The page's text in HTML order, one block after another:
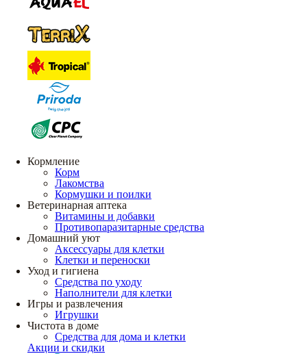
Кормление
Корм
Лакомства
Кормушки и поилки
Ветеринарная аптека
Витамины и добавки
Противопаразитарные средства
Домашний уют
Аксессуары для клетки
Клетки и переноски
Уход и гигиена
Средства по уходу
Наполнители для клетки
Игры и развлечения
Игрушки
Чистота в доме
Средства для дома и клетки
Акции и скидки